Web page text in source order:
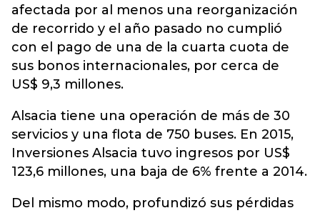
afectada por al menos una reorganización
de recorrido y el año pasado no cumplió
con el pago de una de la cuarta cuota de
sus bonos internacionales, por cerca de
US$ 9,3 millones.
Alsacia tiene una operación de más de 30
servicios y una flota de 750 buses. En 2015,
Inversiones Alsacia tuvo ingresos por US$
123,6 millones, una baja de 6% frente a 2014.
Del mismo modo, profundizó sus pérdidas